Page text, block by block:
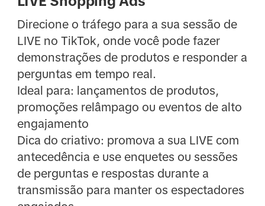
Direcione o tráfego para a sua sessão de
LIVE no TikTok, onde você pode fazer
demonstrações de produtos e responder a
perguntas em tempo real.
Ideal para: lançamentos de produtos,
promoções relâmpago ou eventos de alto
engajamento
Dica do criativo: promova a sua LIVE com
antecedência e use enquetes ou sessões
de perguntas e respostas durante a
transmissão para manter os espectadores